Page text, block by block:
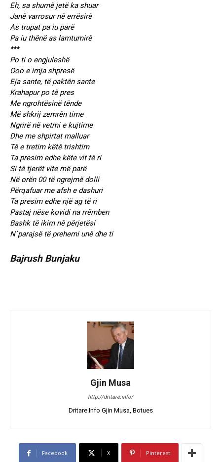
Eh, sa shumë jetë ka shuar
Janë varrosur në errësirë
As trupat pa iu parë
Pa iu thënë as lamtumirë
***
Po ti o engjuleshë
Ooo e imja shpresë
Eja sante, të paktën sante
Krahapur po të pres
Me ngrohtësinë tënde
Më shkrij zemrën time
Ngrirë në vetmi e kujtime
Dhe me shpirtat malluar
Të e tretim këtë trishtim
Ta presim edhe këte vit të ri
Si të tjerët vite më parë
Në orën 00 të ngrejmë dolli
Përqafuar me afsh e dashuri
Ta presim edhe një ag të ri
Pastaj nëse kovidi na rrëmben
Bashk të ikim në përjetësi
N`parajsë të prehemi unë dhe ti
Bajrush Bunjaku
Gjin Musa
http://dritare.info/
Dritare.Info Gjin Musa, Botues
Facebook X Pinterest